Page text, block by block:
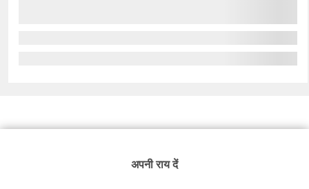
अपनी राय दें